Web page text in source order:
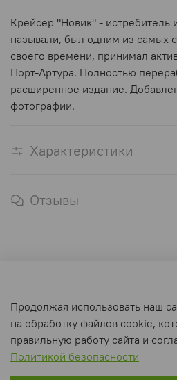
Крейсер "Новик" - истребитель
называли, был одним из самых
своего времени, принимал
Порт-Артура. Полностью
расширенное издание.
фотографии.
Характеристики
Отзывы
Пользовательское соглашение
Условия обмена и возврата
Интернет-магазин создан на inSales
Продолжая использовать наш
на обработку файлов cookie,
правильную работу сайта и
Политикой безопасности